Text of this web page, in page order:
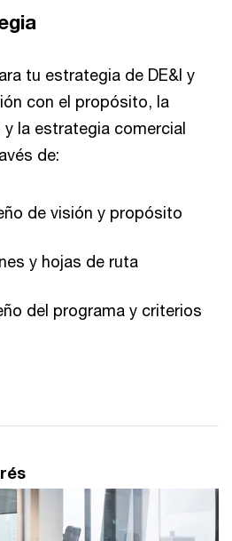
tu estrategia de DE&I y
con el propósito, la
la estrategia comercial
de:
de visión y propósito
y hojas de ruta
del programa y criterios